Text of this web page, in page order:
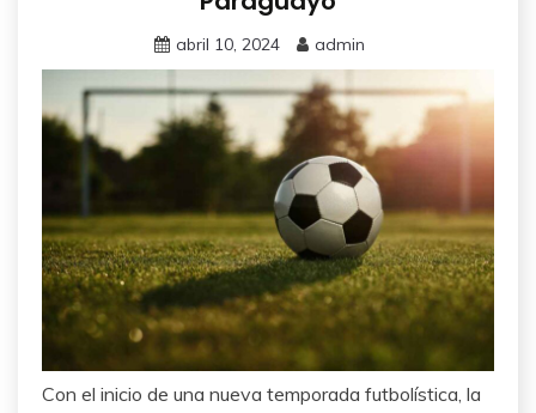
abril 10, 2024 admin
Con el inicio de una nueva temporada futbolística, la